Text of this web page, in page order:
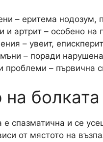
– еритема нодозум,
и артрит – особено на
– увеит, епискперит
– поради
проблеми – първична
на болката
е спазматична и се
от мястото на